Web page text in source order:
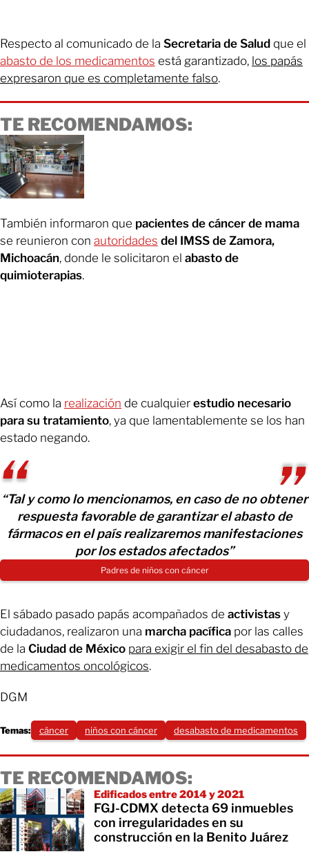
Respecto al comunicado de la Secretaria de Salud que el
abasto de los medicamentos está garantizado, los papás
expresaron que es completamente falso.
TE RECOMENDAMOS:
También informaron que pacientes de cáncer de mama
se reunieron con autoridades del IMSS de Zamora,
Michoacán, donde le solicitaron el abasto de
quimioterapias.
Así como la realización de cualquier estudio necesario
para su tratamiento, ya que lamentablemente se los han
estado negando.
“Tal y como lo mencionamos, en caso de no obtener
respuesta favorable de garantizar el abasto de
fármacos en el país realizaremos manifestaciones
por los estados afectados”
Padres de niños con cáncer
El sábado pasado papás acompañados de activistas y
ciudadanos, realizaron una marcha pacífica por las calles
de la Ciudad de México para exigir el fin del desabasto de
medicamentos oncológicos.
DGM
Temas: cáncer niños con cáncer desabasto de medicamentos
TE RECOMENDAMOS:
Edificados entre 2014 y 2021
FGJ-CDMX detecta 69 inmuebles
con irregularidades en su
construcción en la Benito Juárez